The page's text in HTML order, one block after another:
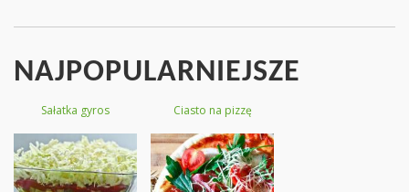
NAJPOPULARNIEJSZE
Sałatka gyros Ciasto na pizzę